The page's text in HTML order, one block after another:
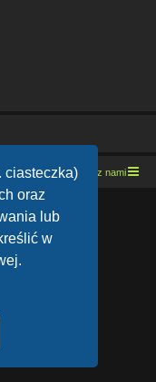
ciasteczka)
oraz
lub
w
Kontakt z nami
García
© phpBB Limited
phpBB.pl